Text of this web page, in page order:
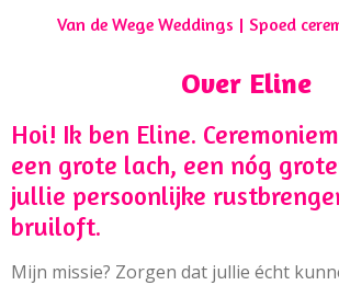
hoofdinhoud
Van de Wege Weddings | Spoed
Over Eline
Hoi! Ik ben Eline.
een grote lach, een nóg
jullie persoonlijke
bruiloft.
Mijn missie? Zorgen dat jullie écht